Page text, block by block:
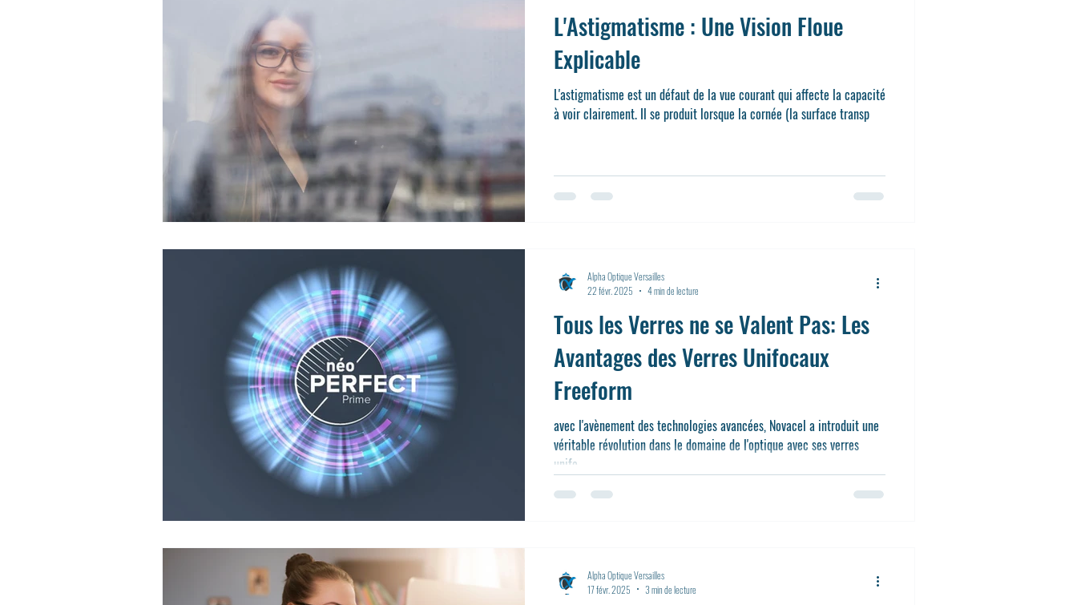
L'Astigmatisme : Une Vision Floue
Explicable
L'astigmatisme est un défaut de la vue courant qui affecte la capacité
à voir clairement. Il se produit lorsque la cornée (la surface transp
Tous les Verres ne se Valent Pas: Les
Avantages des Verres Unifocaux
Freeform
avec l'avènement des technologies avancées, Novacel a introduit une
véritable révolution dans le domaine de l'optique avec ses verres
unifo
Alpha Optique Versailles
22 févr. 2025
4 min de lecture
Alpha Optique Versailles
17 févr. 2025
3 min de lecture